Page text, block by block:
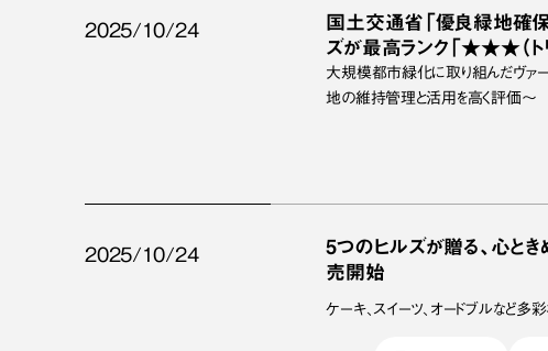
2025/10/24
国土交通省「優良緑地確
ズが最高ランク「★★★（ト
大規模都市緑化に取り組んだヴァ
地の維持管理と活用を高く評価～
2025/10/24
5つのヒルズが贈る、心と
売開始
ケーキ、スイーツ、オードブルなど多